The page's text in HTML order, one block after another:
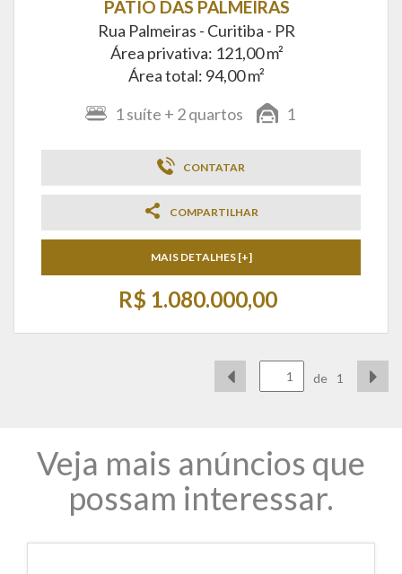
PÁTIO DAS PALMEIRAS
Rua Palmeiras - Curitiba - PR
Área privativa: 121,00 m²
Área total: 94,00 m²
1 suíte + 2quartos 1
CONTATAR
COMPARTILHAR
MAIS DETALHES [+]
R$ 1.080.000,00
de 1
Veja mais anúncios que
possam interessar.